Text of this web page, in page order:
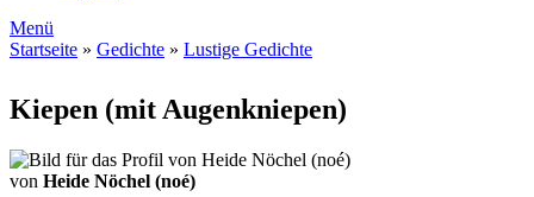
Menü
Startseite » Gedichte » Lustige Gedichte
Kiepen (mit Augenkniepen)
von Heide Nöchel (noé)